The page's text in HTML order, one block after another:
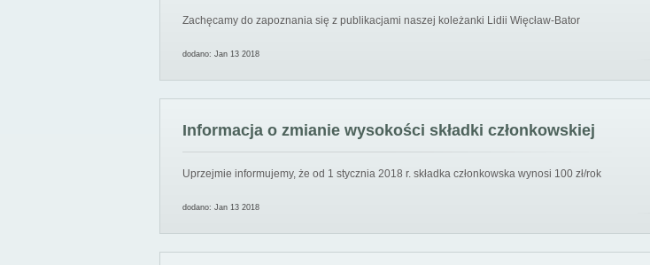
Zachęcamy do zapoznania się z publikacjami naszej koleżanki Lidii Więcław-Bator
dodano: Jan 13 2018
Informacja o zmianie wysokości składki członkowskiej
Uprzejmie informujemy, że od 1 stycznia 2018 r. składka członkowska wynosi 100 zł/rok
dodano: Jan 13 2018